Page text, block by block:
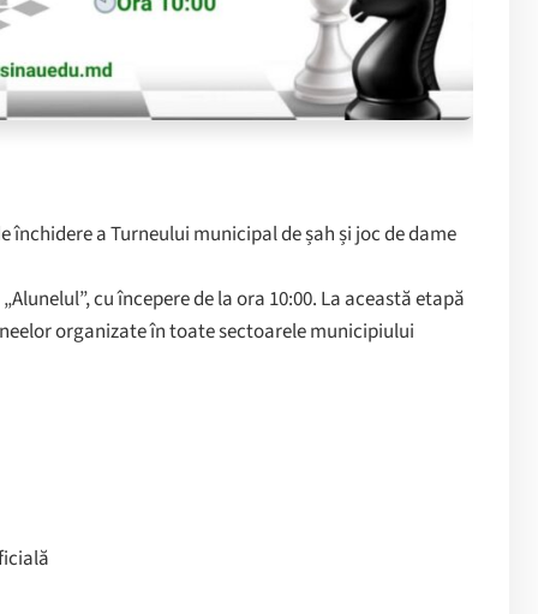
a Turneului municipal de șah și joc de dame
cu începere de la ora 10:00. La această etapă
organizate în toate sectoarele municipiului